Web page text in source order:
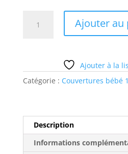
-
Panneau
Ajouter au
Ajouter à la
Catégorie : Couvertures bébé
Description
Informations